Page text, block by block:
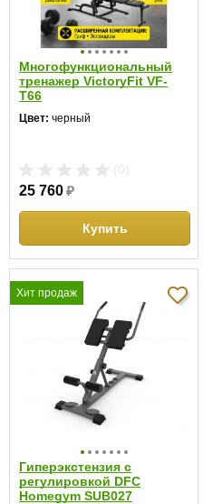
Многофункциональный
тренажер VictoryFit VF-
T66
Цвет: черный
25 760₽
Купить
Хит продаж
Гиперэкстензия с
регулировкой DFC
Homegym SUB027